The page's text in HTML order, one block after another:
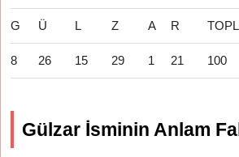
G Ü L Z A R
8 26 15 29 1 21 100
Gülzar İsminin Anlam